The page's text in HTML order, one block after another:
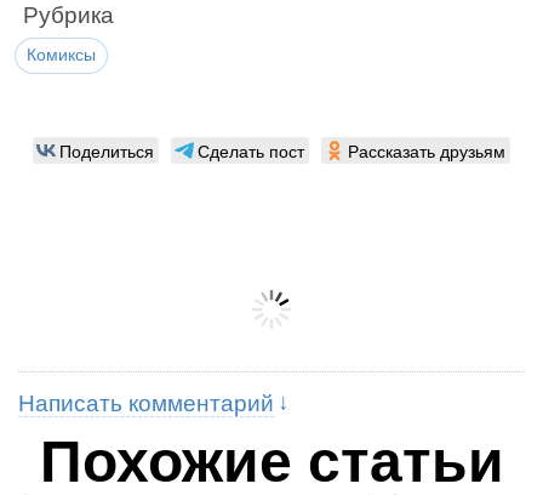
Рубрика
Комиксы
Поделиться Сделать пост Рассказать друзьям
Написать комментарий
Похожие статьи